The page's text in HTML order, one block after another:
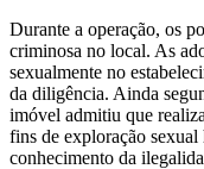
Durante a operação, os
criminosa no local. As
sexualmente no
da diligência. Ainda
imóvel admitiu que
fins de exploração
conhecimento da